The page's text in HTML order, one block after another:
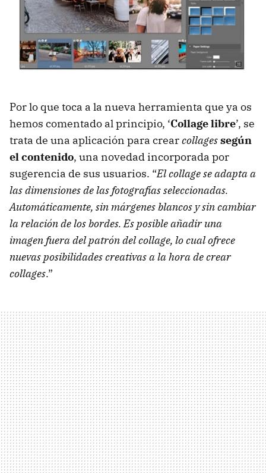
Por lo que toca a la nueva herramienta que ya os
hemos comentado al principio, ‘Collage libre’, se
trata de una aplicación para crearcollagessegún
el contenido, una novedad incorporada por
sugerencia de sus usuarios. “El collage se adapta a
las dimensiones de las fotografías seleccionadas.
Automáticamente, sin márgenes blancos y sin cambiar
la relación de los bordes. Es posible añadir una
imagen fuera del patrón del collage, lo cual ofrece
nuevas posibilidades creativas a la hora de crear
collages.”